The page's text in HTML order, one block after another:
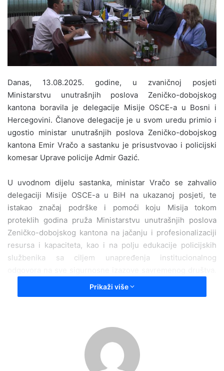
m
a
i
l
Danas, 13.08.2025. godine, u zvaničnoj posjeti
Ministarstvu unutrašnjih poslova Zeničko-dobojskog
kantona boravila je delegacije Misije OSCE-a u Bosni i
Hercegovini. Članove delegacije je u svom uredu primio i
ugostio ministar unutrašnjih poslova Zeničko-dobojskog
kantona Emir Vračo a sastanku je prisustvovao i policijski
komesar Uprave policije Admir Gazić.
U uvodnom dijelu sastanka, ministar Vračo se zahvalio
delegaciji Misije OSCE-a u BiH na ukazanoj posjeti, te
istakao značaj podrške i pomoći koju Misija tokom
proteklih godina pruža Ministarstvu unutrašnjih poslova
Zeničko-dobojskog kantona na jačanju i profesionalizaciji
resursa i kapaciteta, kao i na polju edukacije policijskih
službenika sa ciljem unapređenja institucionalnog
Isto tako, ukazao je na značaj SALW projekta koji Misija
OSCE-a u BiH provodi sa ciljem podrške BiH u ublažavanju
Kako je potvrđeno od strane članova delegacije, ova
posjeta predstavlja nastavak realizacije naznačenog
Prikaži više